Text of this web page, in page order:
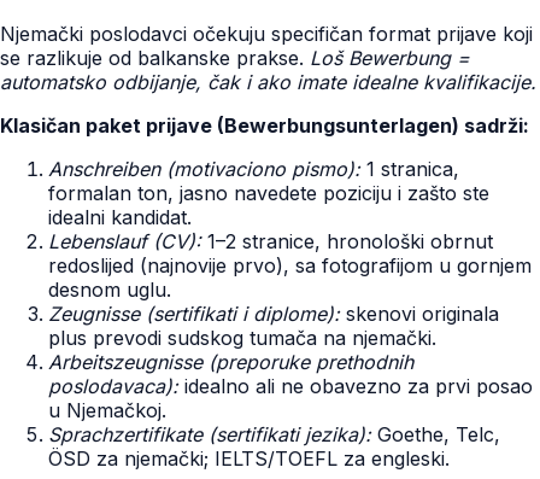
Njemački poslodavci očekuju specifičan format prijave koji
se razlikuje od balkanske prakse. Loš Bewerbung =
automatsko odbijanje, čak i ako imate idealne kvalifikacije.
Klasičan paket prijave (Bewerbungsunterlagen) sadrži:
Anschreiben (motivaciono pismo):1 stranica,
formalan ton, jasno navedete poziciju i zašto ste
idealni kandidat.
Lebenslauf (CV):1–2 stranice, hronološki obrnut
redoslijed (najnovije prvo), sa fotografijom u gornjem
desnom uglu.
Zeugnisse (sertifikati i diplome):skenovi originala
plus prevodi sudskog tumača na njemački.
Arbeitszeugnisse (preporuke prethodnih
poslodavaca):idealno ali ne obavezno za prvi posao
u Njemačkoj.
Sprachzertifikate (sertifikati jezika):Goethe, Telc,
ÖSD za njemački; IELTS/TOEFL za engleski.